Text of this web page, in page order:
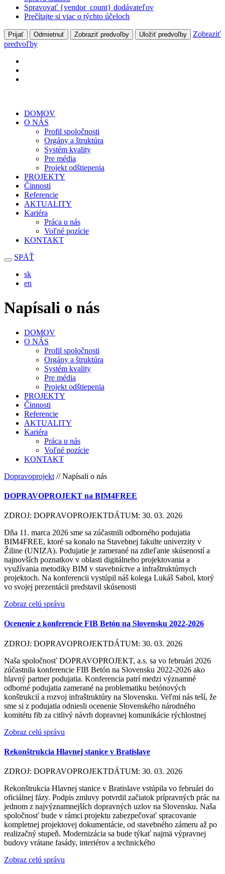
Spravovať {vendor_count} dodávateľov
Prečítajte si viac o týchto účeloch
Prijať Odmietnuť Zobraziť predvoľby Uložiť predvoľby
Zobraziť
predvoľby
DOMOV
O NÁS
Profil spoločnosti
Orgány a štruktúra
Systém kvality
Pre média
Projekt odštiepenia
PROJEKTY
Činnosti
Referencie
AKTUALITY
Kariéra
Práca u nás
Voľné pozície
KONTAKT
SPÄŤ
sk
en
Napísali o nás
DOMOV
O NÁS
Profil spoločnosti
Orgány a štruktúra
Systém kvality
Pre média
Projekt odštiepenia
PROJEKTY
Činnosti
Referencie
AKTUALITY
Kariéra
Práca u nás
Voľné pozície
KONTAKT
Dopravoprojekt //Napísali o nás
DOPRAVOPROJEKT na BIM4FREE
ZDROJ: DOPRAVOPROJEKTDÁTUM: 30. 03. 2026
Dňa 11. marca 2026 sme sa zúčastnili odborného podujatia
BIM4FREE, ktoré sa konalo na Stavebnej fakulte univerzity v
Žiline (UNIZA). Podujatie je zamerané na zdieľanie skúseností a
najnovších poznatkov v oblasti digitálneho projektovania a
využívania metodiky BIM v stavebníctve a infraštruktúrnych
projektoch. Na konferencii vystúpil náš kolega Lukáš Sabol, ktorý
vo svojej prezentácii predstavil skúsenosti
Zobraz celú správu
Ocenenie z konferencie FIB Betón na Slovensku 2022-2026
ZDROJ: DOPRAVOPROJEKTDÁTUM: 30. 03. 2026
Naša spoločnosť DOPRAVOPROJEKT, a.s. sa vo februári 2026
zúčastnila konferencie FIB Betón na Slovensku 2022-2026 ako
hlavný partner podujatia. Konferencia patrí medzi významné
odborné podujatia zamerané na problematiku betónových
konštrukcií a rozvoj infraštruktúry na Slovensku. Veľmi nás teší, že
sme si z podujatia odniesli ocenenie Slovenského národného
komitétu fib za citlivý návrh dopravnej komunikácie rýchlostnej
Zobraz celú správu
Rekonštrukcia Hlavnej stanice v Bratislave
ZDROJ: DOPRAVOPROJEKTDÁTUM: 30. 03. 2026
Rekonštrukcia Hlavnej stanice v Bratislave vstúpila vo februári do
oficiálnej fázy. Podpis zmluvy potvrdil začiatok prípravných prác na
jednom z najvýznamnejších dopravných uzlov na Slovensku. Naša
spoločnosť bude v rámci projektu zabezpečovať spracovanie
kompletnej projektovej dokumentácie, od stavebného zámeru až po
realizačný stupeň. Modernizácia sa bude týkať najmä výpravnej
budovy vrátane fasády, interiérov a technického
Zobraz celú správu